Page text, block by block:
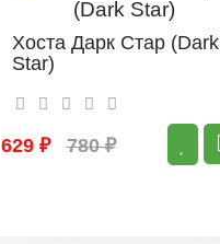
Хоста Дарк Стар (Dark
Star)
629 ₽ 780 ₽